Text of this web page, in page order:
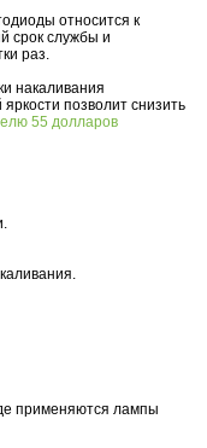
относится к
срок службы и
раз.
накаливания
позволит снизить
55 долларов
применяются лампы